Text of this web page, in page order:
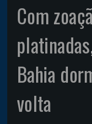
Com
Bahia
volta